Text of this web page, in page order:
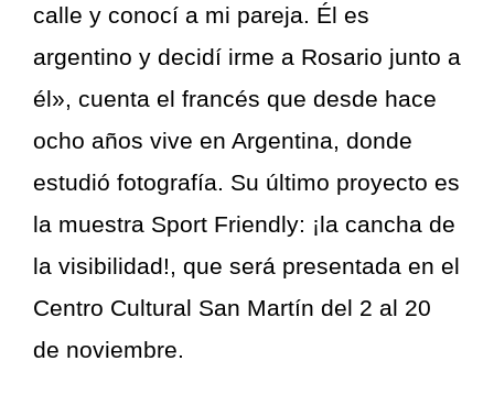
calle y conocí a mi pareja. Él es
argentino y decidí irme a Rosario junto a
él», cuenta el francés que desde hace
ocho años vive en Argentina, donde
estudió fotografía. Su último proyecto es
la muestra Sport Friendly: ¡la cancha de
la visibilidad!, que será presentada en el
Centro Cultural San Martín del 2 al 20
de noviembre.